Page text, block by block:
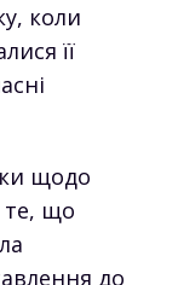
коли
її
щодо
що
до